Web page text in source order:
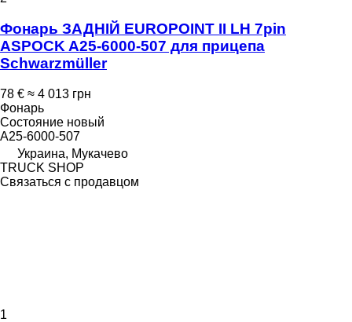
Фонарь ЗАДНІЙ EUROPOINT II LH 7pin
ASPOCK A25-6000-507 для прицепа
Schwarzmüller
78 € ≈ 4 013 грн
Фонарь
Состояние новый
A25-6000-507
Украина, Мукачево
TRUCK SHOP
Связаться с продавцом
1